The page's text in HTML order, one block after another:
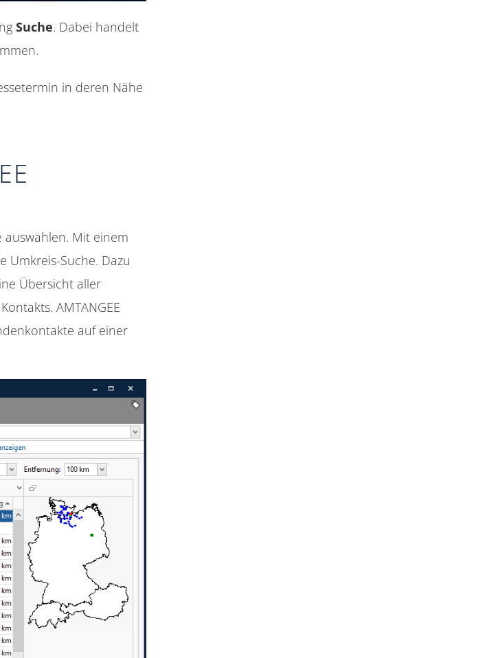
Suche. Dabei handelt
in deren Nähe
Mit einem
Umkreis-Suche. Dazu
Übersicht aller
AMTANGEE
auf einer